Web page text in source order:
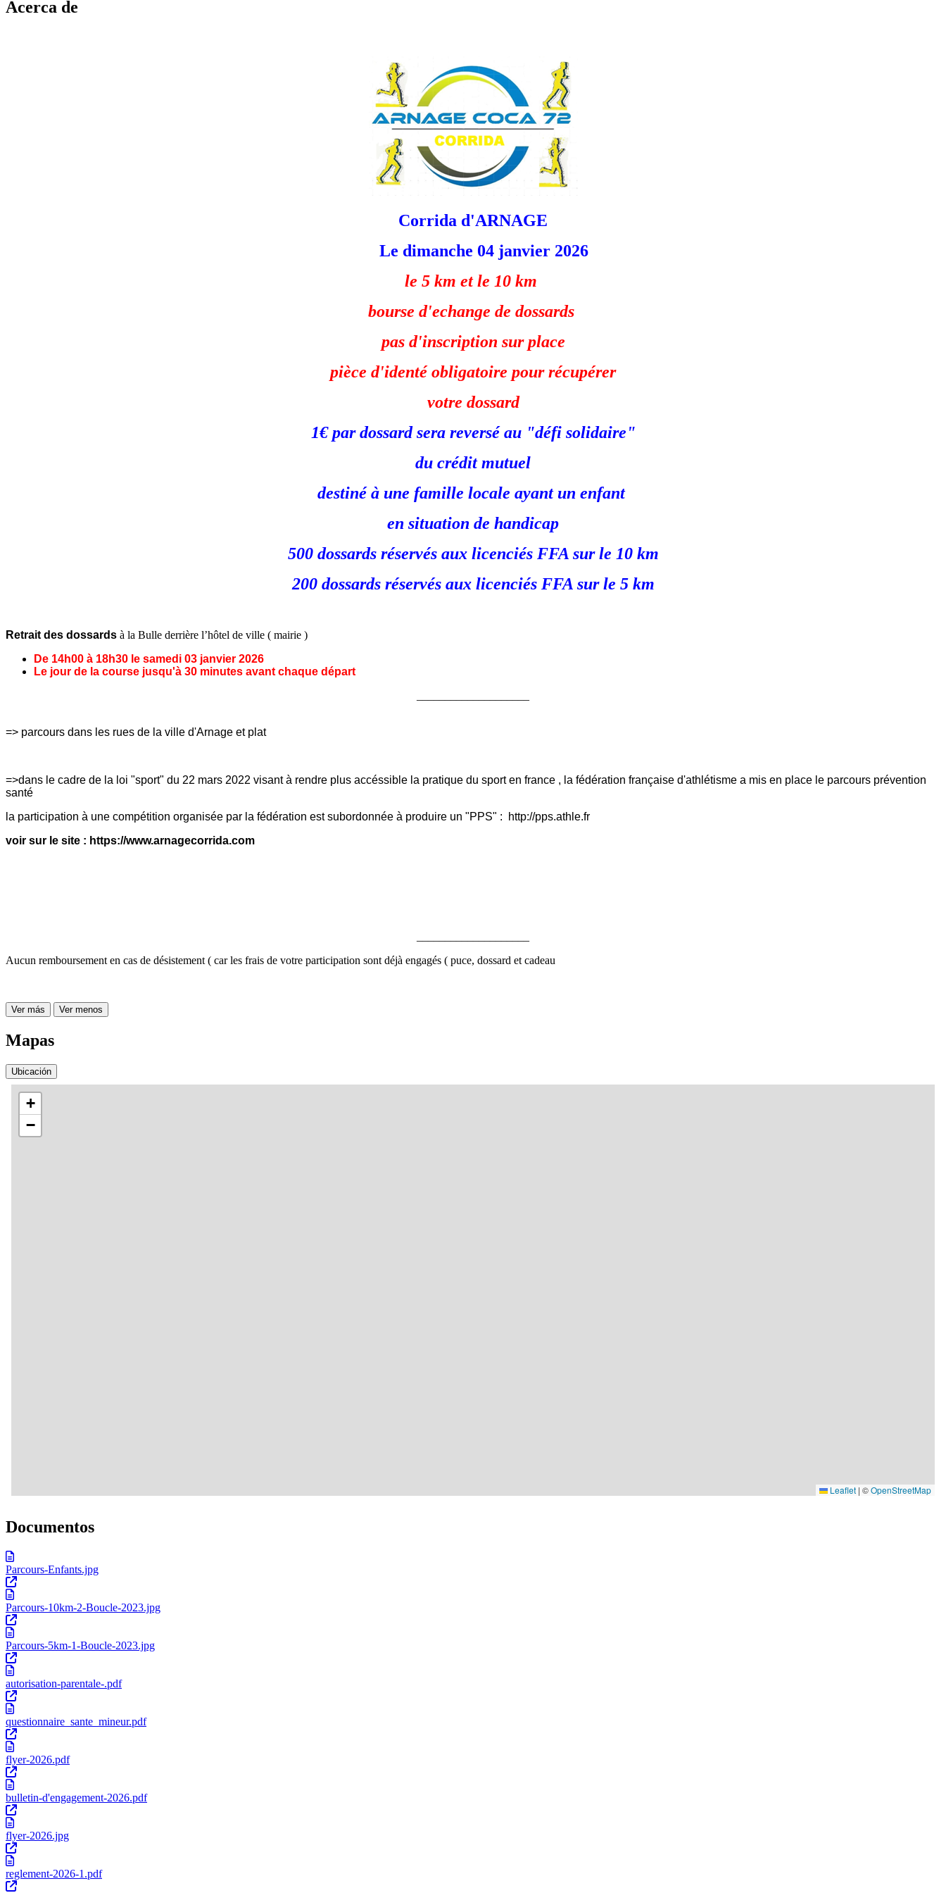
Acerca de
Corrida d'ARNAGE
Le dimanche 04 janvier 2026
le 5 km et le 10 km
bourse d'echange de dossards
pas d'inscription sur place
pièce d'identé obligatoire pour récupérer
votre dossard
1€ par dossard sera reversé au "défi solidaire"
du crédit mutuel
destiné à une famille locale ayant un enfant
en situation de handicap
500 dossards réservés aux licenciés FFA sur le 10 km
200 dossards réservés aux licenciés FFA sur le 5 km
Retrait des dossards à la Bulle derrière l’hôtel de ville ( mairie )
De 14h00 à 18h30 le samedi 03 janvier 2026
Le jour de la course jusqu'à 30 minutes avant chaque départ
=> parcours dans les rues de la ville d'Arnage et plat
=>dans le cadre de la loi "sport" du 22 mars 2022 visant à rendre plus accéssible la pratique du sport en france , la fédération française d'athlétisme a mis en place le parcours prévention
santé
la participation à une compétition organisée par la fédération est subordonnée à produire un "PPS" : http://pps.athle.fr
voir sur le site : https://www.arnagecorrida.com
Aucun remboursement en cas de désistement ( car les frais de votre participation sont déjà engagés ( puce, dossard et cadeau
Ver más Ver menos
Mapas
Ubicación
Documentos
Parcours-Enfants.jpg
Parcours-10km-2-Boucle-2023.jpg
Parcours-5km-1-Boucle-2023.jpg
autorisation-parentale-.pdf
questionnaire_sante_mineur.pdf
flyer-2026.pdf
bulletin-d'engagement-2026.pdf
flyer-2026.jpg
reglement-2026-1.pdf